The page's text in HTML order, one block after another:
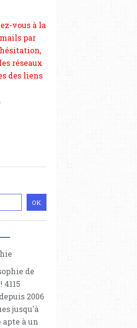
de
4115
2006
jusqu'à
à un
des liens